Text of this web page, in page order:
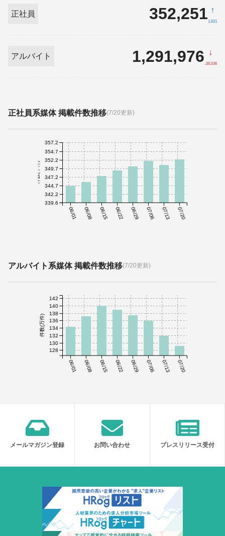
正社員 352,251 ↑
1,621
アルバイト 1,291,976 ↓
-26,536
正社員系媒体 掲載件数推移(7/20更新)
06/01 06/08 06/15 06/22 06/29 07/06 07/13 07/20
件数(千件)
339.6
342.2
344.7
347.2
349.7
352.2
354.7
357.2
アルバイト系媒体 掲載件数推移(7/20更新)
06/01 06/08 06/15 06/22 06/29 07/06 07/13 07/20
件数(万件)
128
130
132
134
136
138
140
142
メールマガジン登録 お問い合わせ プレスリリース受付